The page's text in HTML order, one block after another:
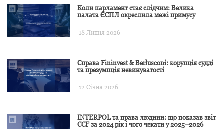
Коли парламент стає слідчим: Велика
палата ЄСПЛ окреслила межі примусу
18 Липня 2026
Справа Fininvest & Berlusconi: корупція судді
та презумпція невинуватості
12 Січня 2026
INTERPOL та права людини: що показав звіт
CCF за 2024 рік і чого чекати у 2025–2026